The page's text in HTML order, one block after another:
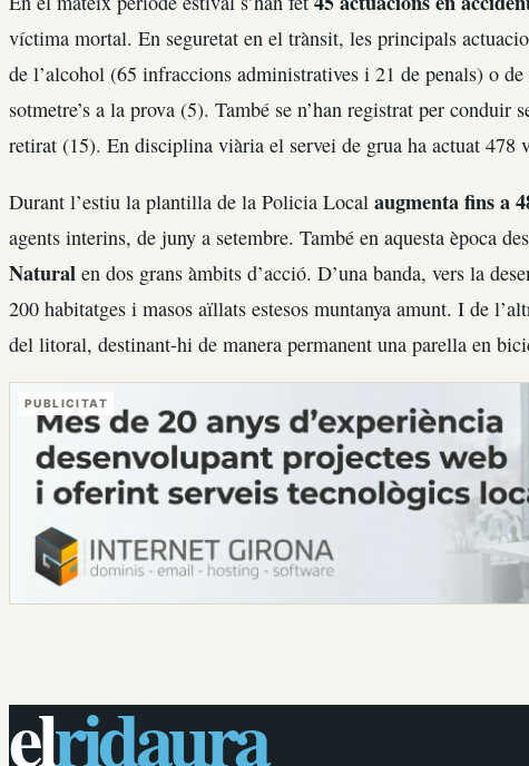
víctima mortal. En seguretat en el trànsit, les principals
de l’alcohol (65 infraccions administratives i 21 de penals) o
sotmetre’s a la prova (5). També se n’han registrat per conduir
retirat (15). En disciplina viària el servei de grua ha actuat 478
Durant l’estiu la plantilla de la Policia Local augmenta fins a
agents interins, de juny a setembre. També en aquesta època
Natural en dos grans àmbits d’acció. D’una banda, vers la
200 habitatges i masos aïllats estesos muntanya amunt. I de
del litoral, destinant-hi de manera permanent una parella en
PUBLICITAT
elridaura